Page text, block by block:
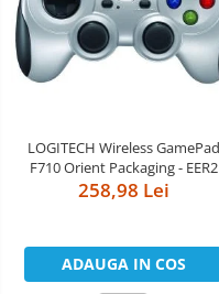
LOGITECH Wireless GamePad
F710 Orient Packaging - EER2
258,98 Lei
ADAUGA IN COS